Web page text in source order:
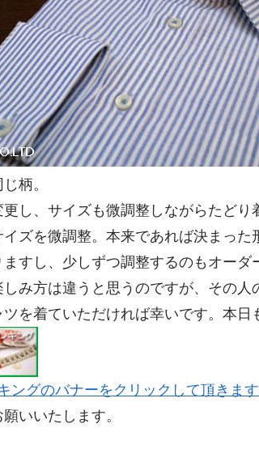
柄。
し、サイズも微調整しながらたど
ズを微調整。本来であれば決まっ
すし、少しずつ調整するのもオーダ
しみ方は違うと思うのですが、その
を着ていただければ幸いです。本日
ングのバナーをクリックして頂きま
いいたします。